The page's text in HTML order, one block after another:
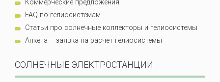
Коммерческие предложения
FAQ по гелиосистемам
Статьи про солнечные коллекторы и гелиосистемы
Анкета – заявка на расчет гелиосистемы
СОЛНЕЧНЫЕ ЭЛЕКТРОСТАНЦИИ